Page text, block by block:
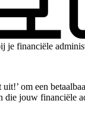
je financiële
om een
die jouw financiële